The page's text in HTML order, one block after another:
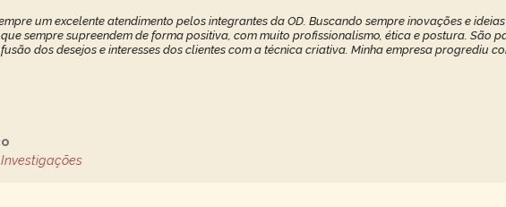
um excelente atendimento pelos integrantes da OD. Buscando sempre inovações e
sempre supreendem de forma positiva, com muito profissionalismo, ética e postura. São
dos desejos e interesses dos clientes com a técnica criativa. Minha empresa progrediu